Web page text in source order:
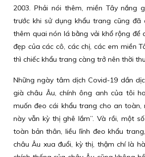
2003. Phải nói thêm, miền Tây nắng
trước khi sử dụng khẩu trang cũng đã
thêm quai nón lá bằng vải khổ rộng để
đẹp của các cô, các chị, các em miền
thì chiếc khẩu trang càng trở nên thời
Những ngày tâm dịch Covid-19 dần
già châu Âu, chính ông anh của tôi
muốn đeo cái khẩu trang cho an toàn,
này vẫn kỳ thị ghê lắm”. Và rồi, một
toàn bản thân, liều lĩnh đeo khẩu
châu Âu xua đuổi, kỳ thị, thậm chí là